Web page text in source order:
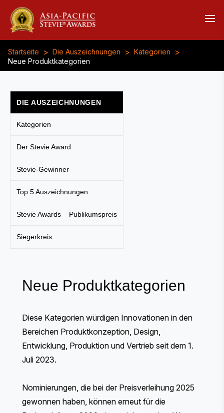
Startseite > Die Auszeichnungen > Kategorien >
Neue Produktkategorien
DIE AUSZEICHNUNGEN
Kategorien
Der Stevie Award
Stevie-Gewinner
Top 5 Auszeichnungen
Stevie Awards – Publikumspreis
Siegerkreis
Neue Produktkategorien
Diese Kategorien würdigen Innovationen in den
Bereichen Produktkonzeption, Design,
Entwicklung, Produktion und Vertrieb seit dem 1.
Juli 2023.
Nominierungen, die bei der Preisverleihung 2025
gewonnen haben, können erneut für die